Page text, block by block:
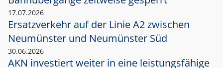
17.07.2026
Ersatzverkehr auf der Linie A2 zwischen
Neumünster und Neumünster Süd
30.06.2026
AKN investiert weiter in eine leistungsfähige